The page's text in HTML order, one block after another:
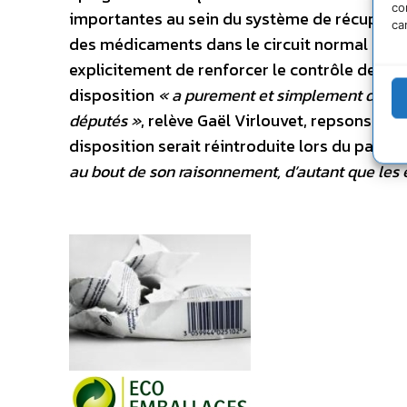
importantes au sein du système de
des médicaments dans le circuit normal à
explicitement de renforcer le contrôle des
disposition « a purement et simplement
députés », relève Gaël Virlouvet, repsonsable
disposition serait réintroduite lors du
au bout de son raisonnement, d’autant que